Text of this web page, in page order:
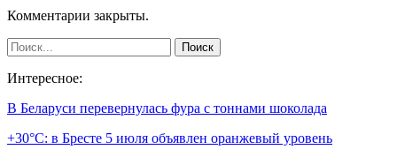
Комментарии закрыты.
Интересное:
В Беларуси перевернулась фура с тоннами шоколада
+30°С: в Бресте 5 июля объявлен оранжевый уровень